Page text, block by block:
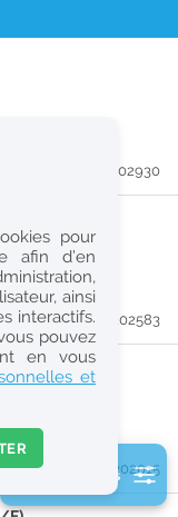
mer
#202930
#202583
#202015
2 filtre(s) actifs
pour
afin d’en
ainsi
interactifs.
pouvez
en vous
et